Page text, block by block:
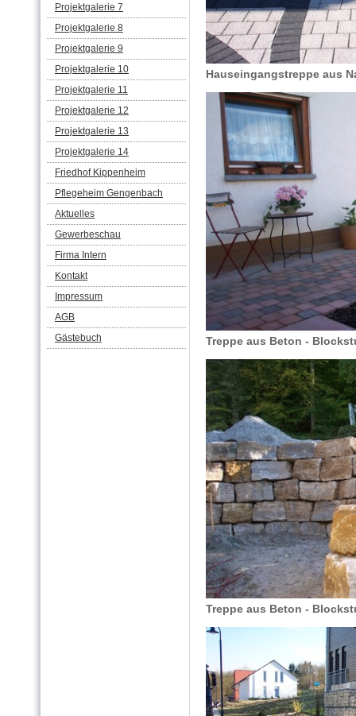
Projektgalerie 7
Projektgalerie 8
Projektgalerie 9
Projektgalerie 10
Projektgalerie 11
Projektgalerie 12
Projektgalerie 13
Projektgalerie 14
Friedhof Kippenheim
Pflegeheim Gengenbach
Aktuelles
Gewerbeschau
Firma Intern
Kontakt
Impressum
AGB
Gästebuch
Hauseingangstreppe aus
Treppe aus Beton -
Treppe aus Beton -